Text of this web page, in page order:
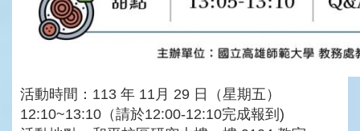
活動時間：113 年 11月 29 日（星期五）
12:10~13:10（請於12:00-12:10完成報到)